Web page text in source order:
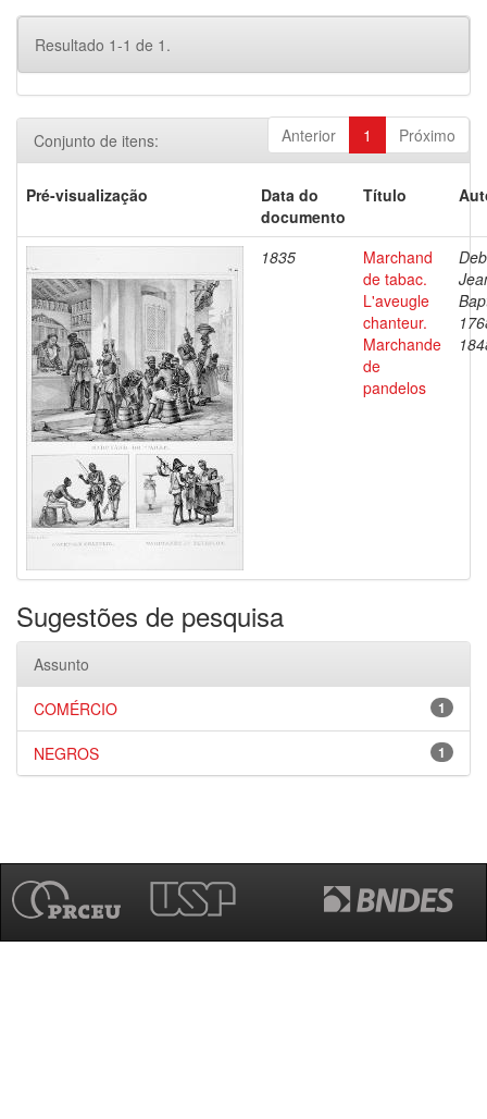
Resultado 1-1 de 1.
Anterior 1 Próximo
Conjunto de itens:
Pré-visualização
Data do
documento
Título
1835
Marchand
de tabac.
L'aveugle
chanteur.
Marchande
de
pandelos
Sugestões de pesquisa
Assunto
1
COMÉRCIO
1
NEGROS